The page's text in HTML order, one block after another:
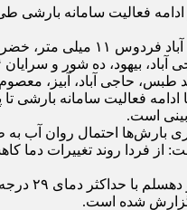
فعالیت سامانه بارشی تا
است.
بارش‌ها احتمال روان آب
ناچیز خواهد بود، گفت: از